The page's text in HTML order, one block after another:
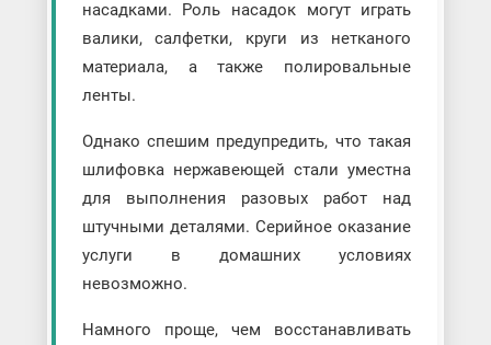
насадками. Роль насадок могут играть
валики, салфетки, круги из нетканого
материала, а также полировальные
ленты.
Однако спешим предупредить, что такая
шлифовка нержавеющей стали уместна
для выполнения разовых работ над
штучными деталями. Серийное оказание
услуги в домашних условиях
невозможно.
Намного проще, чем восстанавливать